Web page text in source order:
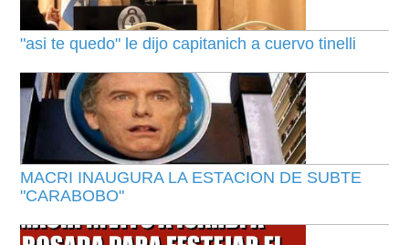
"asi te quedo" le dijo capitanich a cuervo tinelli
MACRI INAUGURA LA ESTACION DE SUBTE
"CARABOBO"